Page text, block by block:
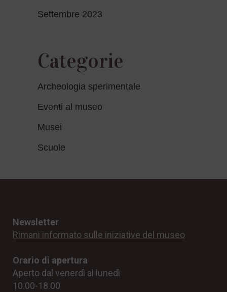
Settembre 2023
Categorie
Archeologia sperimentale
Eventi al museo
Musei
Scuole
Newsletter
Rimani informato sulle iniziative del museo
Orario di apertura
Aperto dal venerdì al lunedì
10.00-18.00